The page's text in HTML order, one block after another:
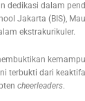
dedikasi dalam
Jakarta (BIS),
ekstrakurikuler.
terbukti dari
cheerleaders.